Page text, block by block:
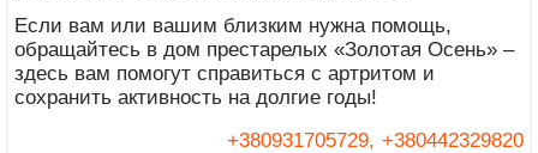
Если вам или вашим близким нужна помощь,
обращайтесь в дом престарелых «Золотая Осень» –
здесь вам помогут справиться с артритом и
сохранить активность на долгие годы!
+380931705729, +380442329820